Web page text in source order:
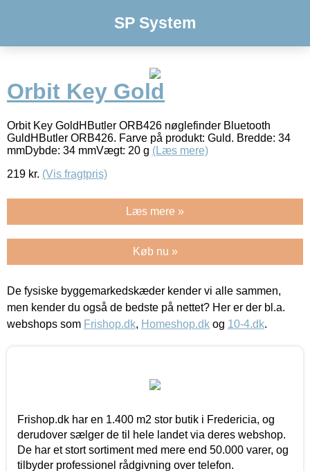
SP System
Orbit Key Gold
Orbit Key GoldHButler ORB426 nøglefinder Bluetooth
GuldHButler ORB426. Farve på produkt: Guld. Bredde: 34
mmDybde: 34 mmVægt: 20 g (Læs mere)
219 kr. (Vis fragtpris)
Læs mere »
Køb nu »
De fysiske byggemarkedskæder kender vi alle sammen,
men kender du også de bedste på nettet? Her er der bl.a.
webshops som Frishop.dk, Homeshop.dk og 10-4.dk.
Frishop.dk har en 1.400 m2 stor butik i Fredericia, og
derudover sælger de til hele landet via deres webshop.
De har et stort sortiment med mere end 50.000 varer, og
tilbyder professionel rådgivning over telefon.